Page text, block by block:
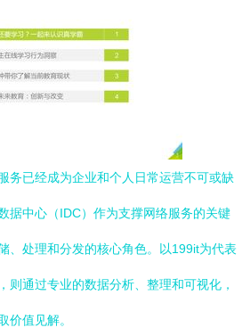
务已经成为企业和个人日常运营不可或缺
据中心（IDC）作为支撑网络服务的关键
、处理和分发的核心角色。以199it为代表
则通过专业的数据分析、整理和可视化，
价值见解。